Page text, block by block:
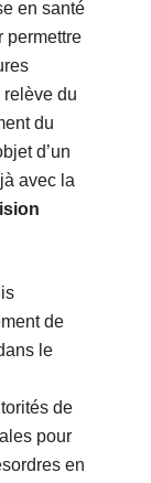
en santé
permettre
du
du
d’un
avec la
de
le
de
pour
en